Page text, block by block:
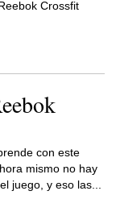
Crossfit
con este
mismo no hay
juego, y eso las...